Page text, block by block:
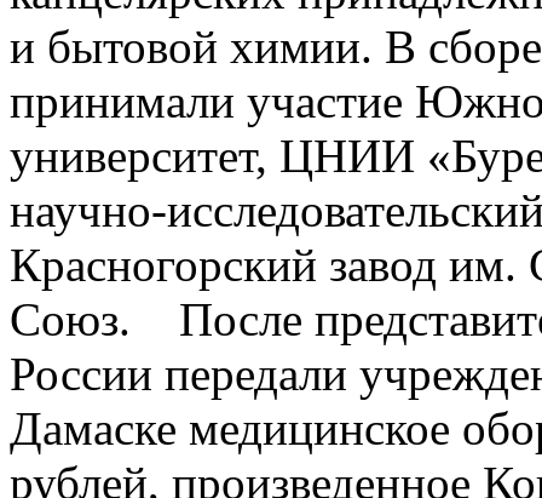
и бытовой химии. В сборе
принимали участие
университет, ЦНИИ
научно-
Красногорский завод
Союз. После
России передали
Дамаске медицинское
рублей, произведенное